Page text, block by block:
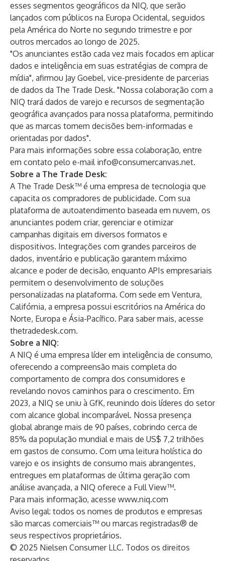
esses segmentos geográficos da NIQ, que serão
lançados com públicos na Europa Ocidental, seguidos
pela América do Norte no segundo trimestre e por
outros mercados ao longo de 2025.
"Os anunciantes estão cada vez mais focados em aplicar
dados e inteligência em suas estratégias de compra de
mídia", afirmou Jay Goebel, vice-presidente de parcerias
de dados da The Trade Desk. "Nossa colaboração com a
NIQ trará dados de varejo e recursos de segmentação
geográfica avançados para nossa plataforma, permitindo
que as marcas tomem decisões bem-informadas e
orientadas por dados".
Para mais informações sobre essa colaboração, entre
em contato pelo e-mail info@consumercanvas.net.
Sobre a The Trade Desk:
A The Trade Desk™ é uma empresa de tecnologia que
capacita os compradores de publicidade. Com sua
plataforma de autoatendimento baseada em nuvem, os
anunciantes podem criar, gerenciar e otimizar
campanhas digitais em diversos formatos e
dispositivos. Integrações com grandes parceiros de
dados, inventário e publicação garantem máximo
alcance e poder de decisão, enquanto APIs empresariais
permitem o desenvolvimento de soluções
personalizadas na plataforma. Com sede em Ventura,
Califórnia, a empresa possui escritórios na América do
Norte, Europa e Ásia-Pacífico. Para saber mais, acesse
thetradedesk.com.
Sobre a NIQ:
A NIQ é uma empresa líder em inteligência de consumo,
oferecendo a compreensão mais completa do
comportamento de compra dos consumidores e
revelando novos caminhos para o crescimento. Em
2023, a NIQ se uniu à GfK, reunindo dois líderes do setor
com alcance global incomparável. Nossa presença
global abrange mais de 90 países, cobrindo cerca de
85% da população mundial e mais de US$ 7,2 trilhões
em gastos de consumo. Com uma leitura holística do
varejo e os insights de consumo mais abrangentes,
entregues em plataformas de última geração com
análise avançada, a NIQ oferece a Full View™.
Para mais informação, acesse www.niq.com
Aviso legal: todos os nomes de produtos e empresas
são marcas comerciais™ ou marcas registradas® de
seus respectivos proprietários.
© 2025 Nielsen Consumer LLC. Todos os direitos